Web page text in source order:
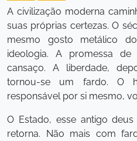
A civilização moderna
suas próprias certezas. O
mesmo gosto metálico
ideologia. A promessa
cansaço. A liberdade,
tornou-se um fardo. O
responsável por si mesmo,
O Estado, esse antigo
retorna. Não mais com